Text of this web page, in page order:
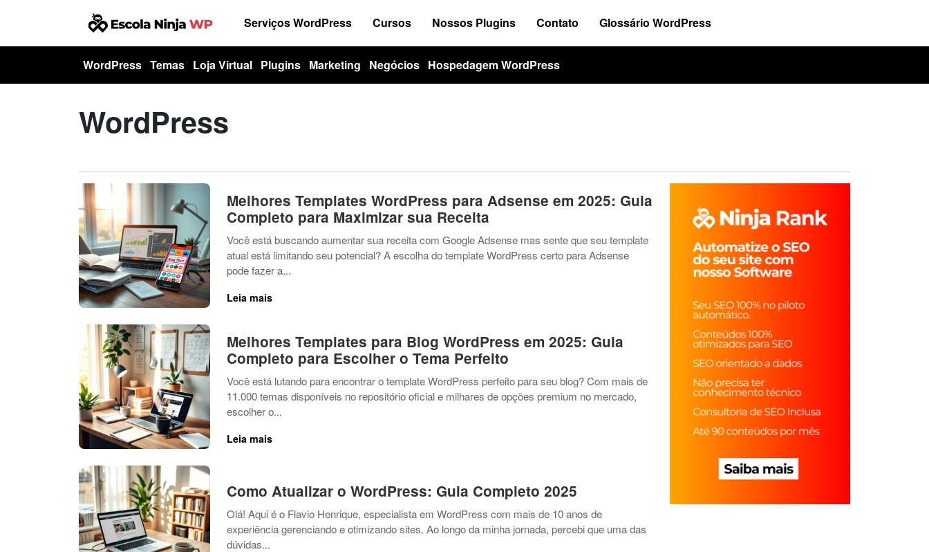
Serviços WordPress Cursos Nossos Plugins Contato Glossário WordPress
WordPress Temas Loja Virtual Plugins Marketing Negócios Hospedagem WordPress
WordPress
Melhores Templates WordPress para Adsense em 2025: Guia
Completo para Maximizar sua Receita
Você está buscando aumentar sua receita com Google Adsense mas sente que seu template
atual está limitando seu potencial? A escolha do template WordPress certo para Adsense
pode fazer a...
Leia mais
Melhores Templates para Blog WordPress em 2025: Guia
Completo para Escolher o Tema Perfeito
Você está lutando para encontrar o template WordPress perfeito para seu blog? Com mais de
11.000 temas disponíveis no repositório oficial e milhares de opções premium no mercado,
escolher o...
Leia mais
Como Atualizar o WordPress: Guia Completo 2025
Olá! Aqui é o Flavio Henrique, especialista em WordPress com mais de 10 anos de
experiência gerenciando e otimizando sites. Ao longo da minha jornada, percebi que uma das
dúvidas...